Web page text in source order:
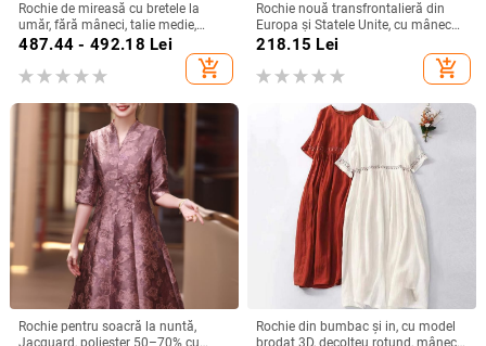
Rochie de mireasă cu bretele la
umăr, fără mâneci, talie medie,
fustă tutu, mătase Mulberry și
487.44 - 492.18 Lei
add_shopping_cart
Rochie nouă transfrontalieră din
Europa și Statele Unite, cu mânecă
lungă, plasă, cusături argintii, cu
guler rotund, industrie grea, fustă
elegantă de calitate la modă
218.15 Lei
add_shopping_cart
Rochie pentru soacră la nuntă,
Rochie din bumbac și in, cu model